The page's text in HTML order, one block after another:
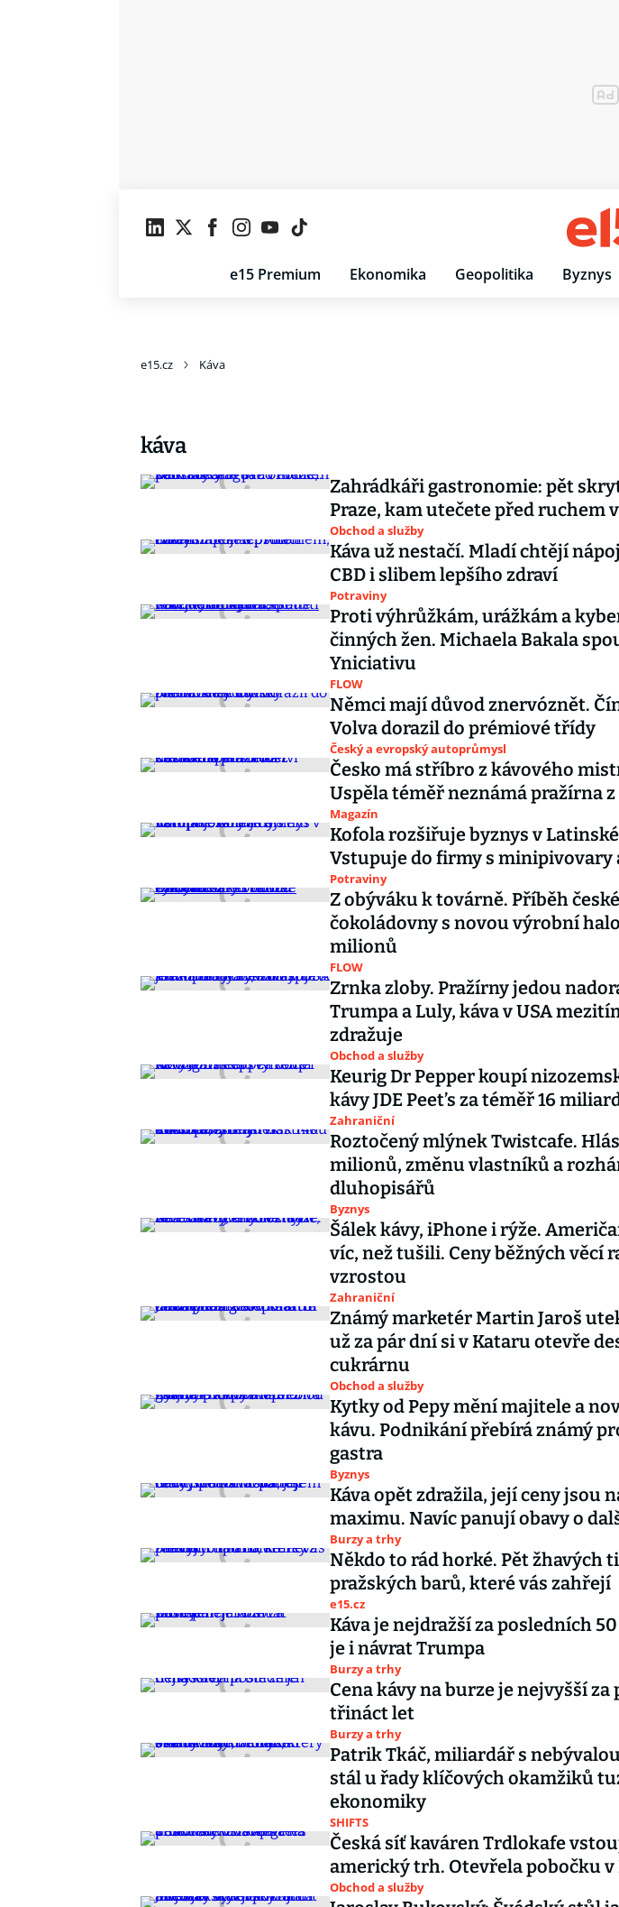
e15 Premium Ekonomika Geopolitika Byznys
e15.cz Káva
káva
Zahrádkáři gastronomie: pět
Praze, kam utečete před ruchem
Obchod a služby
Káva už nestačí. Mladí chtějí
CBD i slibem lepšího zdraví
Potraviny
Proti výhrůžkám, urážkám a
činných žen. Michaela Bakala
Yniciativu
FLOW
Němci mají důvod znervóznět.
Volva dorazil do prémiové třídy
Český a evropský autoprůmysl
Česko má stříbro z kávového
Uspěla téměř neznámá pražírna
Magazín
Kofola rozšiřuje byznys v
Vstupuje do firmy s minipivovary
Potraviny
Z obýváku k továrně. Příběh
čokoládovny s novou výrobní
milionů
FLOW
Zrnka zloby. Pražírny jedou
Trumpa a Luly, káva v USA
zdražuje
Obchod a služby
Keurig Dr Pepper koupí
kávy JDE Peet’s za téměř 16
Zahraniční
Roztočený mlýnek Twistcafe.
milionů, změnu vlastníků a
dluhopisářů
Byznys
Šálek kávy, iPhone i rýže.
víc, než tušili. Ceny běžných věcí
vzrostou
Zahraniční
Známý marketér Martin Jaroš
už za pár dní si v Kataru otevře
cukrárnu
Obchod a služby
Kytky od Pepy mění majitele a
kávu. Podnikání přebírá známý
gastra
Byznys
Káva opět zdražila, její ceny jsou
maximu. Navíc panují obavy o
Burzy a trhy
Někdo to rád horké. Pět žhavých
pražských barů, které vás zahřejí
e15.cz
Káva je nejdražší za posledních
je i návrat Trumpa
Burzy a trhy
Cena kávy na burze je nejvyšší
třináct let
Burzy a trhy
Patrik Tkáč, miliardář s
stál u řady klíčových okamžiků
ekonomiky
SHIFTS
Česká síť kaváren Trdlokafe
americký trh. Otevřela pobočku v
Obchod a služby